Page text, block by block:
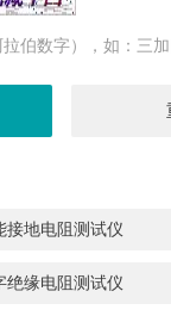
伯数字），如：三
接地电阻测试仪
绝缘电阻测试仪